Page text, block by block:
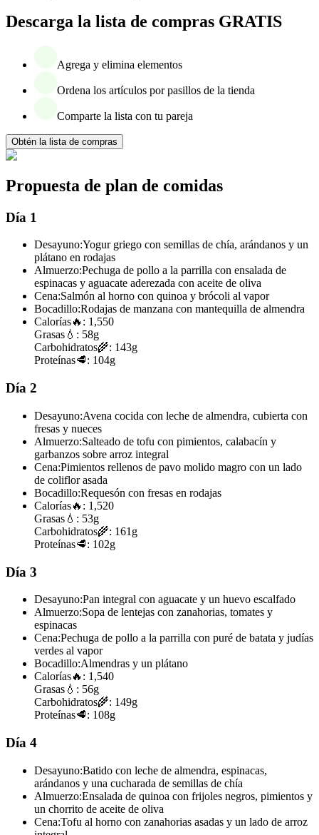
Descarga la lista de compras GRATIS
Agrega y elimina elementos
Ordena los artículos por pasillos de la tienda
Comparte la lista con tu pareja
Obtén la lista de compras
Propuesta de plan de comidas
Día 1
Desayuno:Yogur griego con semillas de chía, arándanos y un
plátano en rodajas
Almuerzo:Pechuga de pollo a la parrilla con ensalada de
espinacas y aguacate aderezada con aceite de oliva
Cena:Salmón al horno con quinoa y brócoli al vapor
Bocadillo:Rodajas de manzana con mantequilla de almendra
Calorías🔥: 1,550
Grasas 💧: 58g
Carbohidratos🌾: 143g
Proteínas🥩: 104g
Día 2
Desayuno:Avena cocida con leche de almendra, cubierta con
fresas y nueces
Almuerzo:Salteado de tofu con pimientos, calabacín y
garbanzos sobre arroz integral
Cena:Pimientos rellenos de pavo molido magro con un lado
de coliflor asada
Bocadillo:Requesón con fresas en rodajas
Calorías🔥: 1,520
Grasas 💧: 53g
Carbohidratos🌾: 161g
Proteínas🥩: 102g
Día 3
Desayuno:Pan integral con aguacate y un huevo escalfado
Almuerzo:Sopa de lentejas con zanahorias, tomates y
espinacas
Cena:Pechuga de pollo a la parrilla con puré de batata y judías
verdes al vapor
Bocadillo:Almendras y un plátano
Calorías🔥: 1,540
Grasas 💧: 56g
Carbohidratos🌾: 149g
Proteínas🥩: 108g
Día 4
Desayuno:Batido con leche de almendra, espinacas,
arándanos y una cucharada de semillas de chía
Almuerzo:Ensalada de quinoa con frijoles negros, pimientos y
un chorrito de aceite de oliva
Cena:Tofu al horno con zanahorias asadas y un lado de arroz